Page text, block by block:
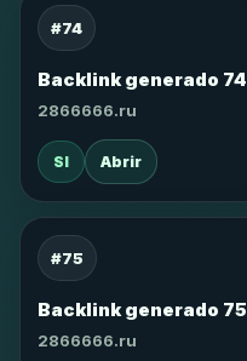
#74
Backlink generado 74
2866666.ru
SI Abrir
#75
Backlink generado 75
2866666.ru